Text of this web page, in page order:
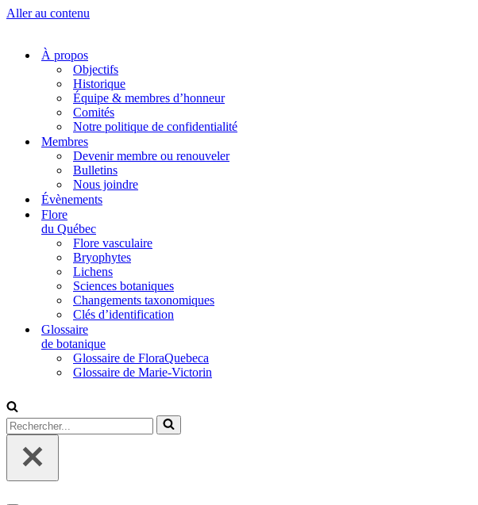
Aller au contenu
À propos
Objectifs
Historique
Équipe & membres d’honneur
Comités
Notre politique de confidentialité
Membres
Devenir membre ou renouveler
Bulletins
Nous joindre
Évènements
Flore
du Québec
Flore vasculaire
Bryophytes
Lichens
Sciences botaniques
Changements taxonomiques
Clés d’identification
Glossaire
de botanique
Glossaire de FloraQuebeca
Glossaire de Marie-Victorin
Rechercher...